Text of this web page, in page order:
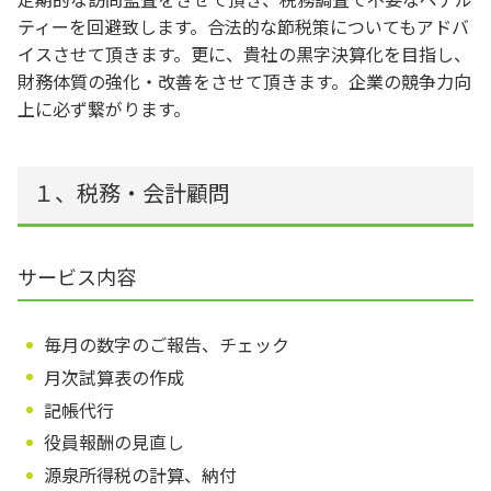
ティーを回避致します。合法的な節税策についてもアドバ
イスさせて頂きます。更に、貴社の黒字決算化を目指し、
財務体質の強化・改善をさせて頂きます。企業の競争力向
上に必ず繋がります。
１、税務・会計顧問
サービス内容
毎月の数字のご報告、チェック
月次試算表の作成
記帳代行
役員報酬の見直し
源泉所得税の計算、納付